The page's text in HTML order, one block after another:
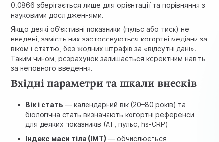
0.0866 зберігається лише для орієнтації та порівняння з
науковими дослідженнями.
Якщо деякі об’єктивні показники (пульс або тиск) не
введені, замість них застосовуються когортні медіани за
віком і статтю, без жодних штрафів за «відсутні дані».
Таким чином, розрахунок залишається коректним навіть
за неповного введення.
Вхідні параметри та шкали внесків
Вік і стать — календарний вік (20–80 років) та
біологічна стать визначають когортні референси
для деяких показників (АТ, пульс, hs-CRP)
Індекс маси тіла (ІМТ) — обчислюється